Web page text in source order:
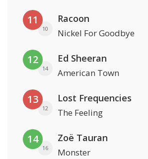
11
10
Racoon
Nickel For Goodbye
12
14
Ed Sheeran
American Town
13
12
Lost Frequencies
The Feeling
14
16
Zoë Tauran
Monster